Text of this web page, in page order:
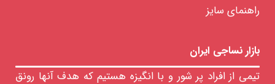
راهنمای سایز
بازار نساجی ایران
تیمی از افراد پر شور و با انگیزه هستیم که هدف آنها رونق